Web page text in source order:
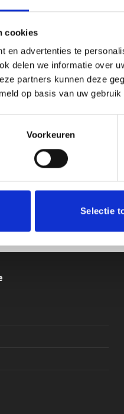
cookies
en advertenties te
delen we informatie over
partners kunnen deze
op basis van uw
Voorkeuren
Selectie